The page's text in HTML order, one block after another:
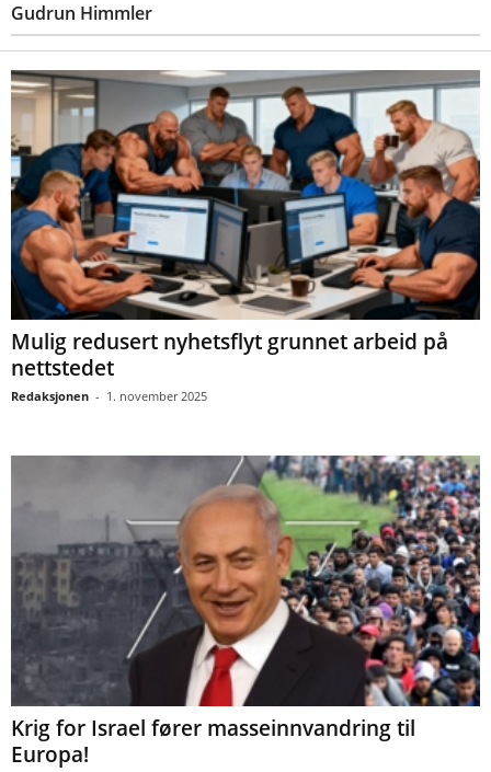
Gudrun Himmler
Mulig redusert nyhetsflyt grunnet arbeid på
nettstedet
Redaksjonen - 1. november 2025
Krig for Israel fører masseinnvandring til
Europa!